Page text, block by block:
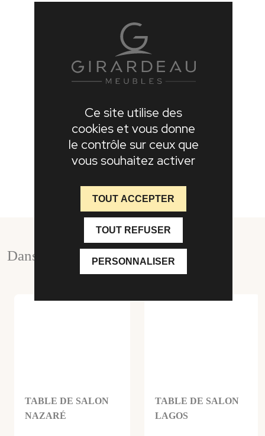
Dans la même collection
TABLE DE SALON
NAZARÉ
TABLE DE SALON
LAGOS
Ce site utilise des
cookies et vous donne
le contrôle sur ceux que
vous souhaitez activer
TOUT ACCEPTER
TOUT REFUSER
PERSONNALISER